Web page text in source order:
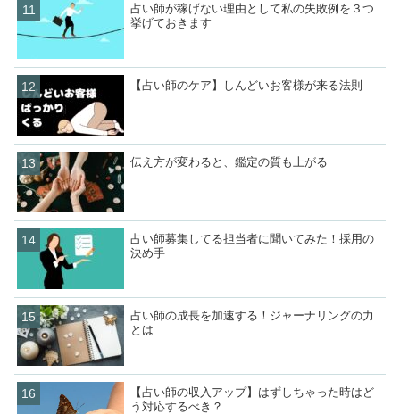
占い師が稼げない理由として私の失敗例を３つ
挙げておきます
【占い師のケア】しんどいお客様が来る法則
伝え方が変わると、鑑定の質も上がる
占い師募集してる担当者に聞いてみた！採用の
決め手
占い師の成長を加速する！ジャーナリングの力
とは
【占い師の収入アップ】はずしちゃった時はど
う対応するべき？